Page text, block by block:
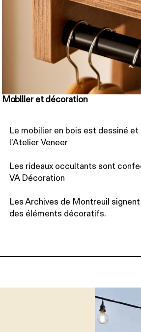
Mobilier et décoration
Le mobilier en bois est dessiné
l'Atelier Veneer
Les rideaux occultants sont
VA Décoration
Les Archives de Montreuil
des éléments décoratifs.